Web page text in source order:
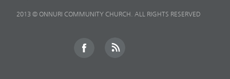
2013 © ONNURI COMMUNITY CHURCH. ALL RIGHTS RESERVED